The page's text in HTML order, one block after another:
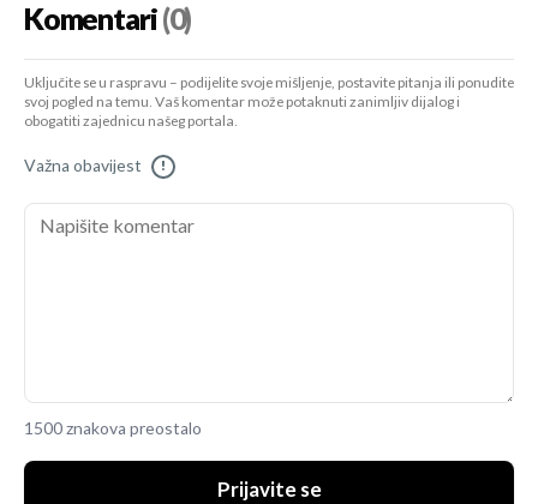
Komentari(0)
Uključite se u raspravu – podijelite svoje mišljenje, postavite pitanja ili ponudite
svoj pogled na temu. Vaš komentar može potaknuti zanimljiv dijalog i
obogatiti zajednicu našeg portala.
Važna obavijest !
1500 znakova preostalo
Prijavite se